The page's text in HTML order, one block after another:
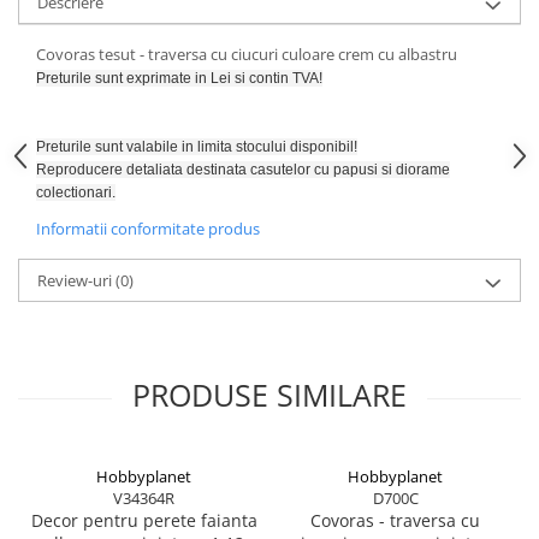
Papusi miniaturale
Casute de papusi
MACHETE MOTOCICLETE SI
BICICLETE
MACHETE NAVE MILITARE –
MACHETE RALIU – Miniaturi Masini
de Raliu la Diverse Scari
Seturi HOTWHEELS
Articole Petrecere
ARTICOLE PENTRU VALENTINE'S
BALOANE MODELE DEOSEBITE
BALOANE MUZICALE
BALOANE SUPERSHAPE SI JUMBO
NOU
DECORATIUNI PETRECERE
PAPUSI SI DECORATIUNI HORROR
SUPORTERI MECIURI SPORT
Costume Petrecere
Covoras tesut - traversa cu ciucuri culoare crem cu albastru
Preturile sunt exprimate in Lei si contin TVA!
Preturile sunt valabile in limita stocului disponibil!
Reproducere detaliata destinata casutelor cu papusi si diorame
colectionari.
Informatii conformitate produs
Review-uri(0)
PRODUSE SIMILARE
Hobbyplanet
V34364R
Decor pentru perete faianta
Hobbyplanet
D700C
Covoras - traversa cu